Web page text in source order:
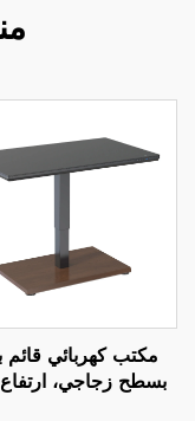
مكتب كهربائي قائم
بسطح زجاجي،